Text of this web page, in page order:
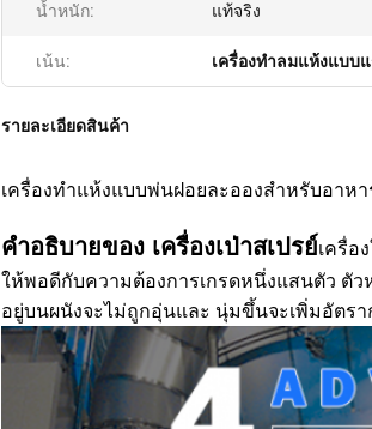
น้ำหนัก: แท้จริง
เน้น: เครื่องทำลมแห้งแบบแ
รายละเอียดสินค้า
เครื่องทำแห้งแบบพ่นฝอยละอองสำหรับอาห
คำอธิบายของ เครื่องเป่าสเปรย์เครื่อ
ให้พอดีกับความต้องการเกรดหนึ่งแสนตัว ตั
อยู่บนผนังจะไม่ถูกอุ่นและ นุ่มขึ้นจะเพิ่มอัตรา